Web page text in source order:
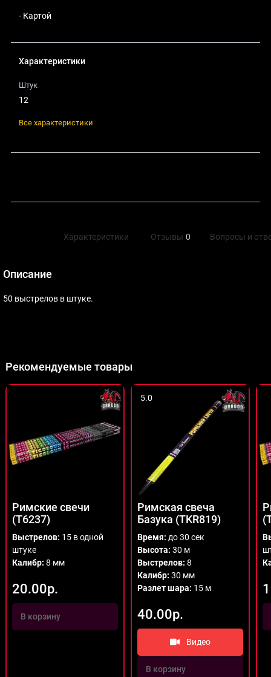
- Картой
Характеристики
Штук
12
Все характеристики
Характеристики Отзывы 0 Вопросы и
Описание
50 выстрелов в штуке.
Рекомендуемые товары
Римские свечи
(T6237)
Выстрелов: 15 в одной
штуке
Калибр: 8 мм
20.00р.
В корзину
5.0
Римская свеча
Базука (TKR819)
Время: до 30 сек
Высота: 30 м
Выстрелов: 8
Калибр: 30 мм
Разлет шара: 15 м
40.00р.
Видео
В корзину